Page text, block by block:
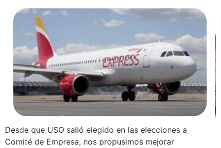
Desde que USO salió elegido en las elecciones a
Comité de Empresa, nos propusimos mejorar